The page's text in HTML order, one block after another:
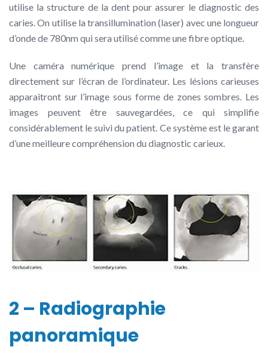
utilise la structure de la dent pour assurer le diagnostic des
caries. On utilise la transillumination (laser) avec une longueur
d’onde de 780nm qui sera utilisé comme une fibre optique.
Une caméra numérique prend l’image et la transfère
directement sur l’écran de l’ordinateur. Les lésions carieuses
apparaitront sur l’image sous forme de zones sombres. Les
images peuvent être sauvegardées, ce qui simplifie
considérablement le suivi du patient. Ce système est le garant
d’une meilleure compréhension du diagnostic carieux.
2 – Radiographie
panoramique